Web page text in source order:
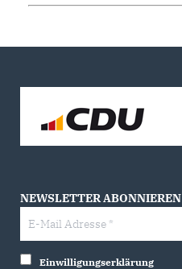
NEWSLETTER ABONNIEREN
Einwilligungserklärung